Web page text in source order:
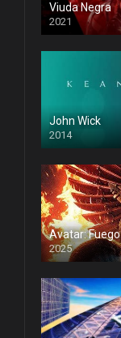
Viuda Negra
2021
John Wick
2014
Avatar:
2025